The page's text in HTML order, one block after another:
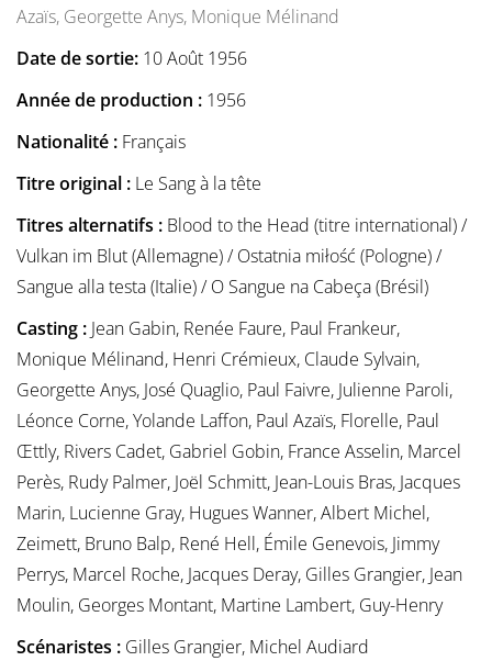
Azaïs, Georgette Anys, Monique Mélinand
Date de sortie: 10 Août 1956
Année de production : 1956
Nationalité : Français
Titre original : Le Sang à la tête
Titres alternatifs : Blood to the Head (titre international) /
Vulkan im Blut (Allemagne) / Ostatnia miłość (Pologne) /
Sangue alla testa (Italie) / O Sangue na Cabeça (Brésil)
Casting : Jean Gabin, Renée Faure, Paul Frankeur,
Monique Mélinand, Henri Crémieux, Claude Sylvain,
Georgette Anys, José Quaglio, Paul Faivre, Julienne Paroli,
Léonce Corne, Yolande Laffon, Paul Azaïs, Florelle, Paul
Œttly, Rivers Cadet, Gabriel Gobin, France Asselin, Marcel
Perès, Rudy Palmer, Joël Schmitt, Jean-Louis Bras, Jacques
Marin, Lucienne Gray, Hugues Wanner, Albert Michel,
Zeimett, Bruno Balp, René Hell, Émile Genevois, Jimmy
Perrys, Marcel Roche, Jacques Deray, Gilles Grangier, Jean
Moulin, Georges Montant, Martine Lambert, Guy-Henry
Scénaristes : Gilles Grangier, Michel Audiard